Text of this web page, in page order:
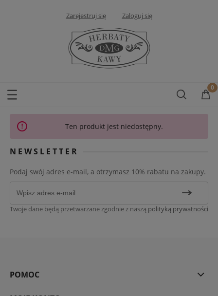
Zarejestruj się Zaloguj się
Ten produkt jest niedostępny.
NEWSLETTER
Podaj swój adres e-mail, a otrzymasz 10% rabatu na zakupy.
Twoje dane będą przetwarzane zgodnie z naszą polityką prywatności
POMOC